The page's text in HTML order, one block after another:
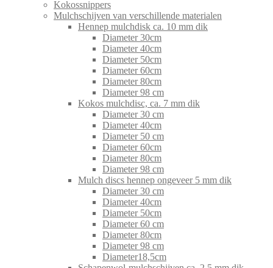
Kokossnippers
Mulchschijven van verschillende materialen
Hennep mulchdisk ca. 10 mm dik
Diameter 30cm
Diameter 40cm
Diameter 50cm
Diameter 60cm
Diameter 80cm
Diameter 98 cm
Kokos mulchdisc, ca. 7 mm dik
Diameter 30 cm
Diameter 40cm
Diameter 50 cm
Diameter 60cm
Diameter 80cm
Diameter 98 cm
Mulch discs hennep ongeveer 5 mm dik
Diameter 30 cm
Diameter 40cm
Diameter 50cm
Diameter 60 cm
Diameter 80cm
Diameter 98 cm
Diameter18,5cm